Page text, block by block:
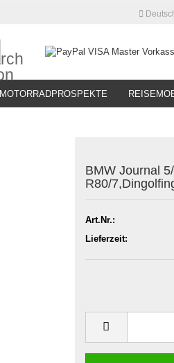
MOTORRADPROSPEKTE
BMW Journal
R80/
Art.Nr.:
Lieferzeit: